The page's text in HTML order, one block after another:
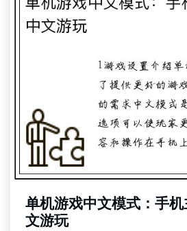
单机游戏中文模式：手
文游玩